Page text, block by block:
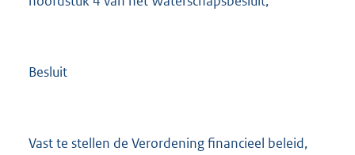
Besluit
Vast te stellen de Verordening financieel beleid,